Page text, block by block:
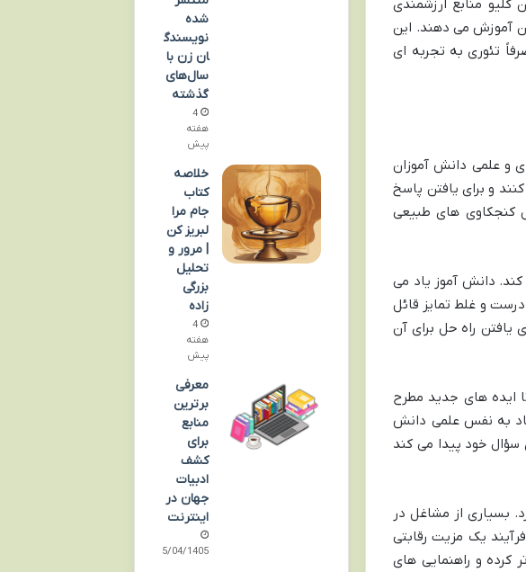
منابع ارزشمندی
آموزش می دهند. این
تئوری به تجربه ای
و علمی دانش آموزان
و برای یافتن پاسخ
کنجکاوی های طبیعی
دانش آموز یاد می
درست و غلط تمایز قائل
یافتن راه حل برای آن
ایده های جدید مطرح
به نفس علمی دانش
سؤال خود پیدا می کند
بسیاری از مشاغل در
یک مزیت رقابتی
کرده و راهنمایی های
شده
نویسندگ
ان زن با
سال‌های
گذشته
4
هفته
پیش
خلاصه
کتاب
جام مرا
لبریز کن
| مرور و
تحلیل
بزرگی
زاده
4
هفته
پیش
معرفی
برترین
منابع
برای
کشف
ادبیات
جهان در
اینترنت
15/04/1405